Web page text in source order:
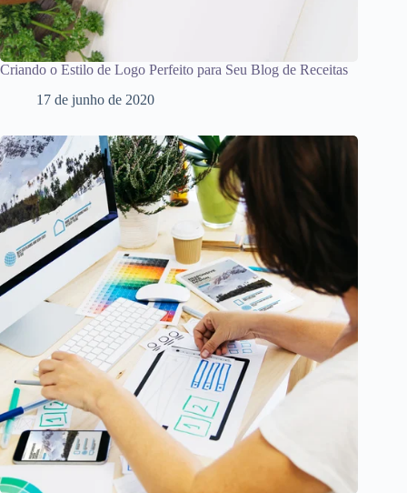
Criando o Estilo de Logo Perfeito para Seu Blog de Receitas
17 de junho de 2020